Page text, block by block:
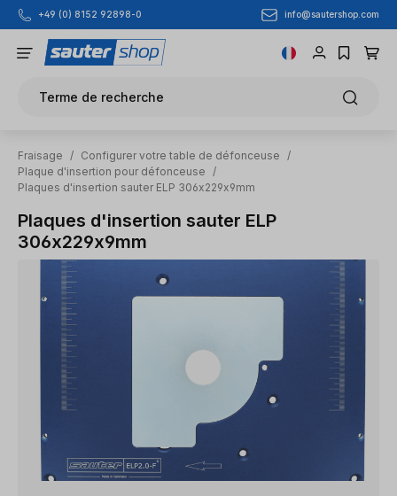
Passer au contenu principal
+49 (0) 8152 92898-0 info@sautershop.com
Terme de recherche
Fraisage / Configurer votre table de défonceuse
/
Plaque d'insertion pour défonceuse
/
Plaques d'insertion sauter ELP 306x229x9mm
Plaques d'insertion sauter ELP
306x229x9mm